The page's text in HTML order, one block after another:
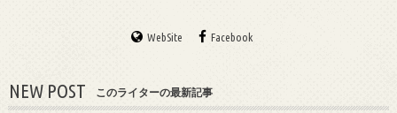
WebSite Facebook
NEW POST このライターの最新記事